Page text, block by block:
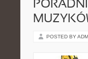
POSTED BY